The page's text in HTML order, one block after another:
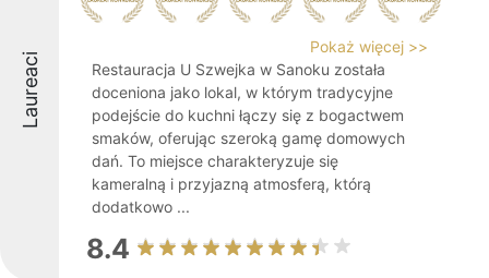
Laureaci
Pokaż więcej >>
Restauracja U Szwejka w Sanoku została
doceniona jako lokal, w którym tradycyjne
podejście do kuchni łączy się z bogactwem
smaków, oferując szeroką gamę domowych
dań. To miejsce charakteryzuje się
kameralną i przyjazną atmosferą, którą
dodatkowo ...
8.4